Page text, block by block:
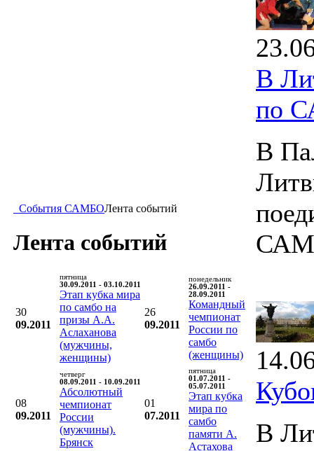
События САМБОЛента событий
Лента событий
30
09.2011
пятница
30.09.2011 - 03.10.2011
Этап кубка мира
по самбо на
призы А.А.
Аслаханова
(мужчины,
женщины)
26
09.2011
понедельник
26.09.2011 -
28.09.2011
Командный
чемпионат
России по
самбо
(женщины)
08
09.2011
четверг
08.09.2011 - 10.09.2011
Абсолютный
чемпионат
России
(мужчины).
Брянск
01
07.2011
пятница
01.07.2011 -
05.07.2011
Этап кубка
мира по
самбо
памяти А.
Астахова
В
по
В
В